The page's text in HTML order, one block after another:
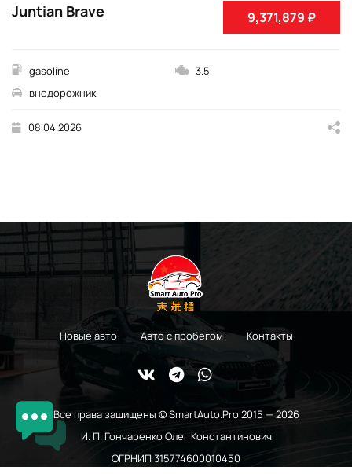
9,371,879 ₽
Juntian Brave
gasoline
3.5
внедорожник
08.04.2026
Новые авто Авто с пробегом Контакты
Все права защищены © SmartAuto.Pro 2015 — 2026
И. П. Гончаренко Олег Константинович
ОГРНИП 315774600010450